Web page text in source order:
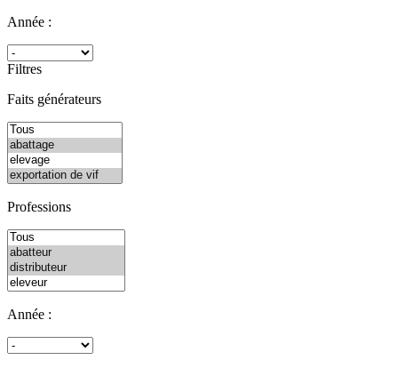
Année :
Filtres
Faits générateurs
Professions
Année :